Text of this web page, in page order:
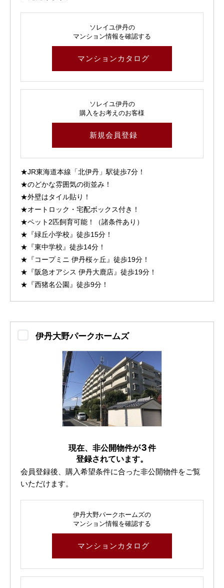
ソレイユ伊丹の
マンション情報を確認する
マンションカタログ
ソレイユ伊丹の
購入をお考えのお客様
新規会員登録
★JR東海道本線「北伊丹」駅徒歩7分！
★のどかな雰囲気の街並み！
★外壁はタイル貼り！
★オートロック・宅配ボックス付き！
★ペット2匹飼育可能！（諸条件あり）
★『緑丘小学校』徒歩15分！
★『東中学校』徒歩14分！
★『コープミニ 伊丹桜ヶ丘』徒歩19分！
★『阪急オアシス 伊丹大鹿店』徒歩19分！
★『西猪名公園』徒歩9分！
伊丹大野パークホームズ
現在、非公開物件が3件
登録されています。
会員登録後、購入希望条件に合った非公開物件をご覧
いただけます。
伊丹大野パークホームズの
マンション情報を確認する
マンションカタログ